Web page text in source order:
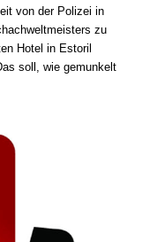
von der Polizei in
zu
Hotel in Estoril
soll, wie gemunkelt